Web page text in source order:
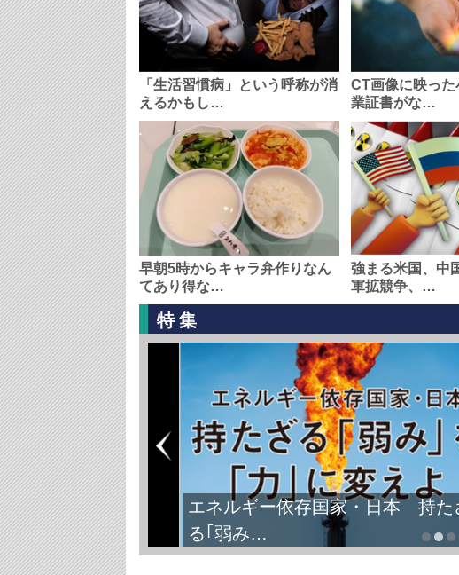
「生活習慣病」という呼称が消
えるかもし…
CT画像に映っ
業証書がな…
早朝5時からキャラ弁作りなん
てあり得な…
強まる米国、中
軍拡競争、…
特集
エネルギー依存国家・日本 持た
る｢弱み…